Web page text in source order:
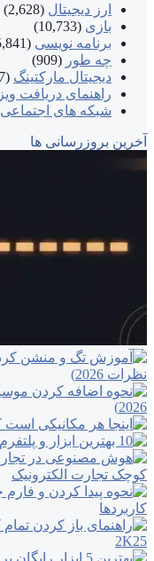
ارز دیجیتال (2,628)
بازی (10,733)
برنامه نویسی (15,841)
چه طور (909)
دیجیتال مارکتینگ (357)
راهنمای دریافت ویزا
شبکه های اجتماعی
آخرین بروزرسانی ها